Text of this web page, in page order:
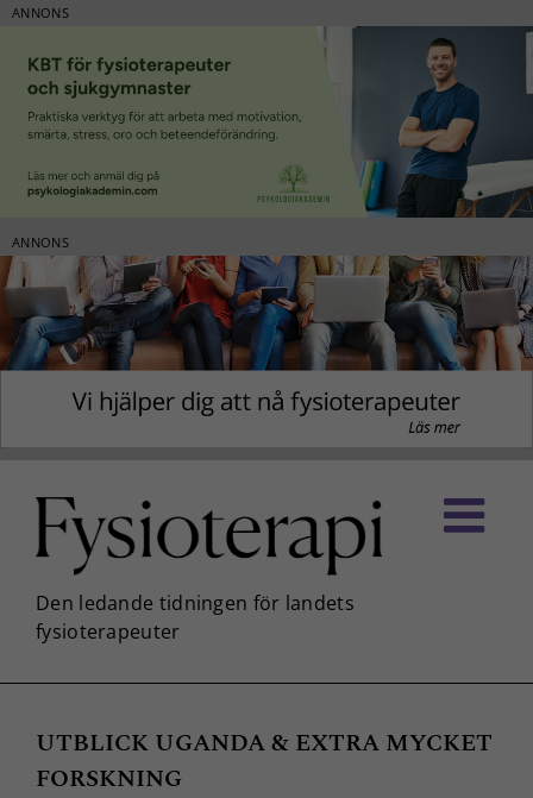
ANNONS
ANNONS
innehållet
UTBLICK UGANDA & EXTRA MYCKET
FORSKNING